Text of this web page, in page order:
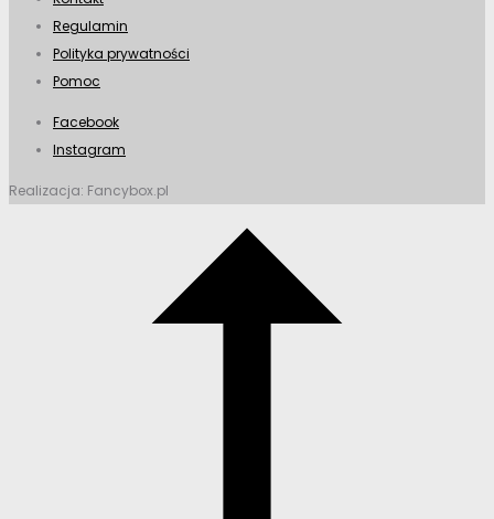
Regulamin
Polityka prywatności
Pomoc
Facebook
Instagram
Realizacja: Fancybox.pl